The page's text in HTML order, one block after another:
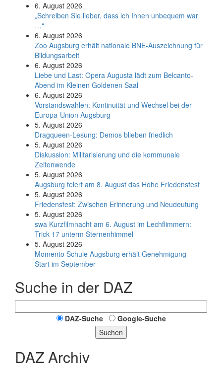
6. August 2026
„Schreiben Sie lieber, dass ich Ihnen unbequem war
…“
6. August 2026
Zoo Augsburg erhält nationale BNE-Auszeichnung für
Bildungsarbeit
6. August 2026
Liebe und Last: Opera Augusta lädt zum Belcanto-
Abend im Kleinen Goldenen Saal
6. August 2026
Vorstandswahlen: Kontinuität und Wechsel bei der
Europa-Union Augsburg
5. August 2026
Dragqueen-Lesung: Demos blieben friedlich
5. August 2026
Diskussion: Mi­li­ta­ri­sie­rung und die kommunale
Zeitenwende
5. August 2026
Augsburg feiert am 8. August das Hohe Friedensfest
5. August 2026
Friedensfest: Zwischen Erinnerung und Neudeutung
5. August 2026
swa Kurz­film­nacht am 6. August im Lech­flim­mern:
Trick 17 unterm Sternen­himmel
5. August 2026
Momento Schule Augsburg erhält Genehmigung –
Start im September
Suche in der DAZ
DAZ-Suche
Google-Suche
Suchen
DAZ Archiv